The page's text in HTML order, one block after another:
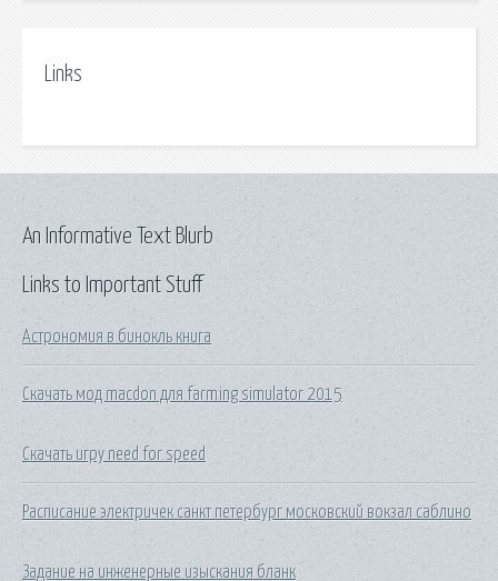
Links
Links to Important Stuff
Астрономия в бинокль книга
Скачать мод macdon для farming simulator 2015
Скачать игру need for speed
Расписание электричек санкт петербург московский вокзал саблино
Задание на инженерные изыскания бланк
An Informative Text Blurb